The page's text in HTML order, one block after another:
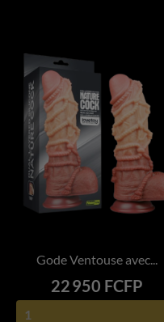
Gode Ventouse avec...
Prix
22 950 FCFP